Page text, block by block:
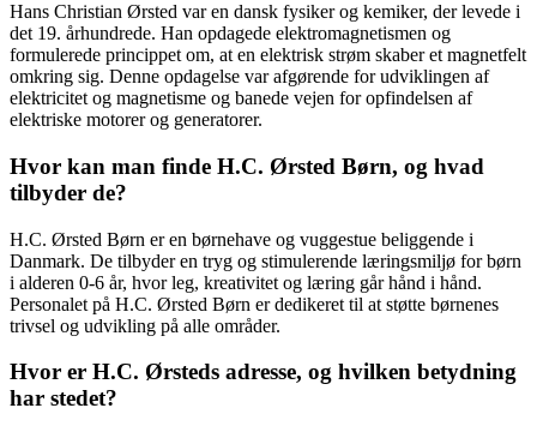
Hans Christian Ørsted var en dansk fysiker og kemiker, der levede i
det 19. århundrede. Han opdagede elektromagnetismen og
formulerede princippet om, at en elektrisk strøm skaber et magnetfelt
omkring sig. Denne opdagelse var afgørende for udviklingen af
elektricitet og magnetisme og banede vejen for opfindelsen af
elektriske motorer og generatorer.
Hvor kan man finde H.C. Ørsted Børn, og hvad
tilbyder de?
H.C. Ørsted Børn er en børnehave og vuggestue beliggende i
Danmark. De tilbyder en tryg og stimulerende læringsmiljø for børn
i alderen 0-6 år, hvor leg, kreativitet og læring går hånd i hånd.
Personalet på H.C. Ørsted Børn er dedikeret til at støtte børnenes
trivsel og udvikling på alle områder.
Hvor er H.C. Ørsteds adresse, og hvilken betydning
har stedet?